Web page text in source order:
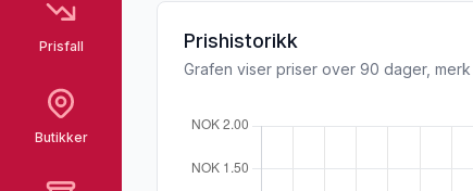
Prisfall
Butikker
Prishistorikk
Grafen viser priser over 90 dager,